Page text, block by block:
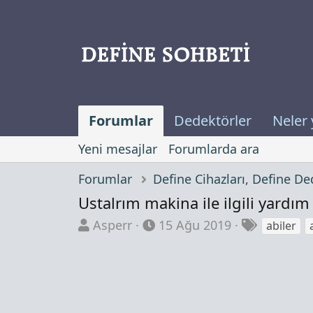
Forumlar Dedektörler Neler
Yeni mesajlar
Forumlarda ara
Forumlar
Ustalrım makina ile ilgili
K
Asperr
B
15 Ağu 2019
Eabiler